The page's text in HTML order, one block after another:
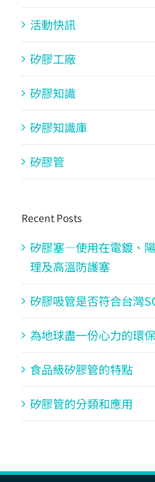
活動快訊
矽膠工廠
矽膠知識
矽膠知識庫
矽膠管
Recent Posts
矽膠塞—使用在電鍍、
理及高溫防護塞
矽膠吸管是否符合台灣
為地球盡一份心力的環
食品級矽膠管的特點
矽膠管的分類和應用